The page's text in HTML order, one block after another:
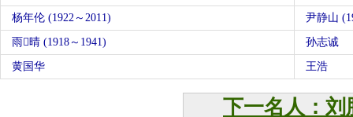
杨年伦 (1922～2011) 尹静山
雨晴 (1918～1941) 孙志诚
黄国华 王浩
下一名人：刘